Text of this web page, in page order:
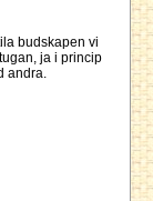
budskapen vi
ja i princip
andra.